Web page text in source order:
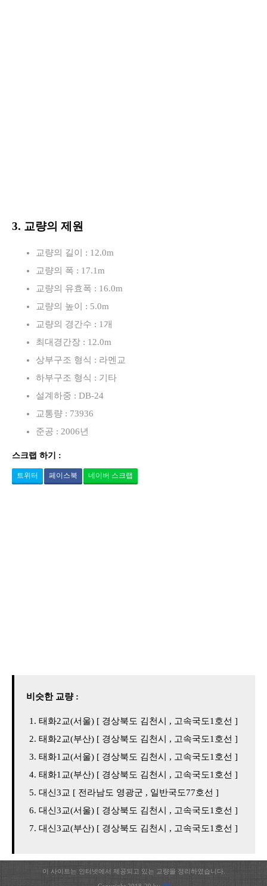
3. 교량의 제원
교량의 길이 : 12.0m
교량의 폭 : 17.1m
교량의 유효폭 : 16.0m
교량의 높이 : 5.0m
교량의 경간수 : 1개
최대경간장 : 12.0m
상부구조 형식 : 라멘교
하부구조 형식 : 기타
설계하중 : DB-24
교통량 : 73936
준공 : 2006년
스크랩 하기 :
트위터 페이스북 네이버 스크랩
비슷한 교량 :
태화2교(서울) [ 경상북도 김천시 , 고속국도1호선 ]
태화2교(부산) [ 경상북도 김천시 , 고속국도1호선 ]
태화1교(서울) [ 경상북도 김천시 , 고속국도1호선 ]
태화1교(부산) [ 경상북도 김천시 , 고속국도1호선 ]
대신3교 [ 전라남도 영광군 , 일반국도77호선 ]
대신3교(서울) [ 경상북도 김천시 , 고속국도1호선 ]
대신3교(부산) [ 경상북도 김천시 , 고속국도1호선 ]
이 사이트는 인터넷에서 제공되고 있는 교량을 정리하였습니다.